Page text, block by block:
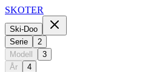
SKOTER
Ski-Doo
Serie
2
Modell
3
År
4